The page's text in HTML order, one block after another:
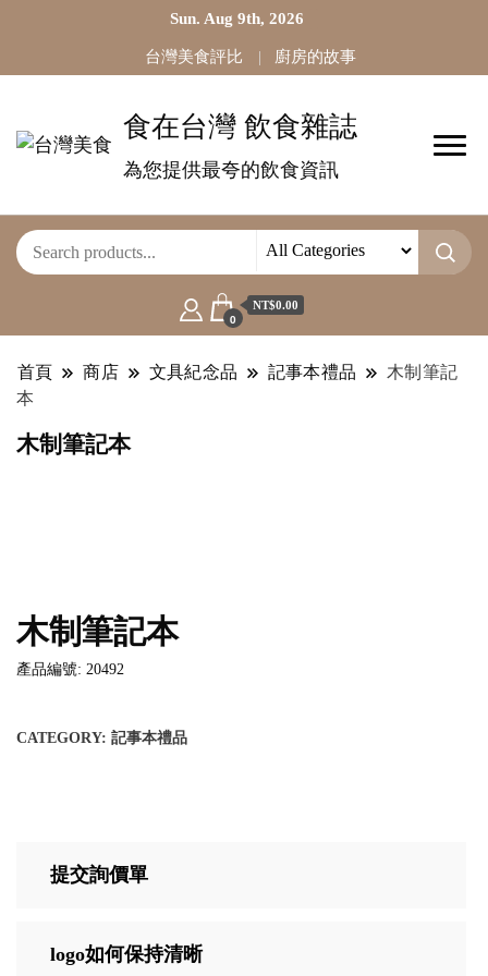
Sun. Aug 9th, 2026
台灣美食評比 廚房的故事
食在台灣 飲食雜誌
為您提供最夸的飲食資訊
0
NT$0.00
首頁 商店 文具紀念品 記事本禮品
木制筆記
本
木制筆記本
木制筆記本
產品編號: 20492
CATEGORY: 記事本禮品
提交詢價單
logo如何保持清晰